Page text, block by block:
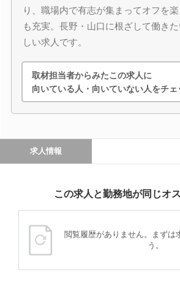
り、職場内で有志が集まってオフを
も充実。長野・山口に根ざして働き
しい求人です。
取材担当者からみたこの求人に
向いている人・向いていない人をチェ
求人情報
この求人と勤務地が同じオ
閲覧履歴がありません。まずは
う。